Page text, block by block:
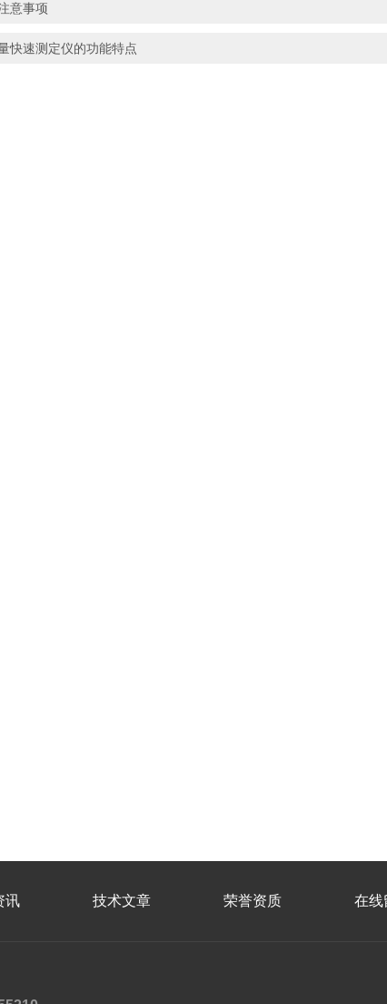
意事项
快速测定仪的功能特点
讯 技术文章 荣誉资质 在线